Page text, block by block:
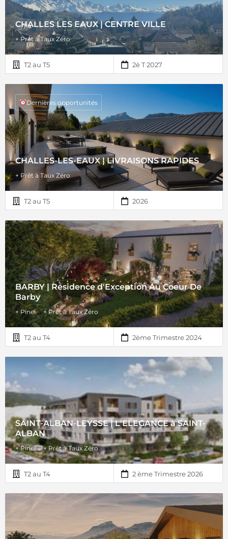
CHALLES LES EAUX | CENTRE VILLE
+ Prêt à Taux Zéro
T2 au T5 2è T 2027
CHALLES-LES-EAUX | LIVRAISONS RAPIDES
+ Prêt à Taux Zéro
Dernières opportunités
T2 au T5 2026
BARBY | Résidence d'Exception Au Coeur De
Barby
+ Pinel + Prêt à Taux Zéro
T2 au T4 2ème Trimestre 2024
SAINT-ALBAN-LEYSSE | L'ELEGANCE à SAINT-
ALBAN
+ Pinel + Prêt à Taux Zéro
T2 au T4 2 ème Trimestre 2026